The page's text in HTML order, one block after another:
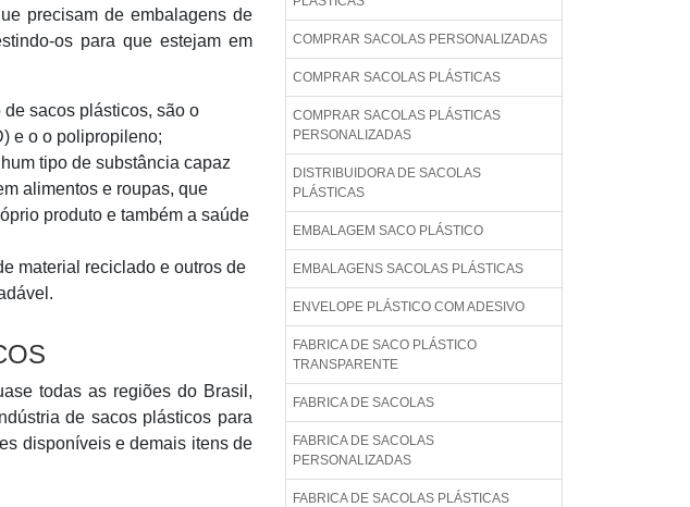
precisam de embalagens de
os para que estejam em
sacos plásticos, são o
e o o polipropileno;
tipo de substância capaz
alimentos e roupas, que
produto e também a saúde
material reciclado e outros de
todas as regiões do Brasil,
de sacos plásticos para
disponíveis e demais itens de
COMPRAR SACOLAS PERSONALIZADAS
COMPRAR SACOLAS PLÁSTICAS
COMPRAR SACOLAS PLÁSTICAS
PERSONALIZADAS
DISTRIBUIDORA DE SACOLAS
PLÁSTICAS
EMBALAGEM SACO PLÁSTICO
EMBALAGENS SACOLAS PLÁSTICAS
ENVELOPE PLÁSTICO COM ADESIVO
FABRICA DE SACO PLÁSTICO
TRANSPARENTE
FABRICA DE SACOLAS
FABRICA DE SACOLAS
PERSONALIZADAS
FABRICA DE SACOLAS PLÁSTICAS